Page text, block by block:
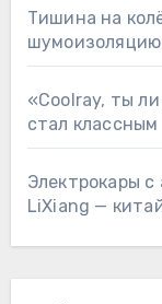
Тишина на
«Coolray, ты
стал классным
Электрокары
LiXiang —